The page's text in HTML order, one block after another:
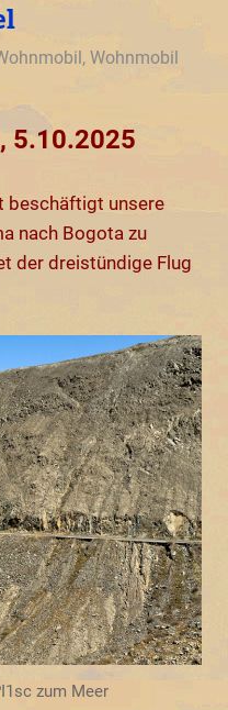
,Wohnmobil
5.10.2025
beschäftigt unsere
nach Bogota zu
der dreistündige Flug
zum Meer